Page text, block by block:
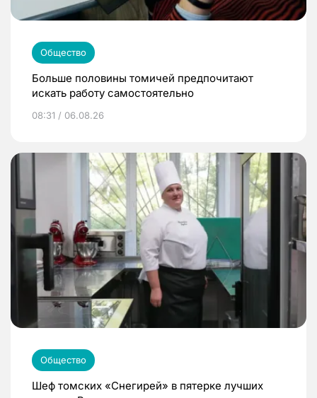
Общество
Больше половины томичей предпочитают
искать работу самостоятельно
08:31 / 06.08.26
Общество
Шеф томских «Снегирей» в пятерке лучших